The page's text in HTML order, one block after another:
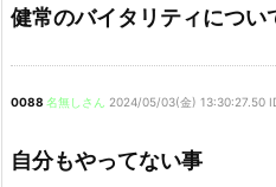
健常のバイタリティについ
0088 名無しさん 2024/05/03(金) 13:30:27.50
自分もやってない事